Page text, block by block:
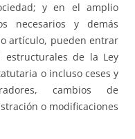
y en el amplio
necesarios y demás
artículo, pueden entrar
estructurales de la Ley
o incluso ceses y
cambios de
o modificaciones